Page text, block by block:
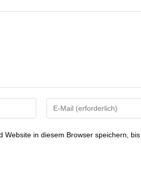
Website in diesem Browser speichern,